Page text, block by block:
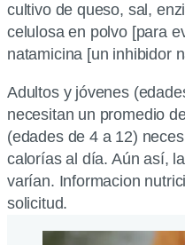
cultivo de queso, sal,
celulosa en polvo [para
natamicina [un inhibidor
Adultos y jóvenes
necesitan un promedio
(edades de 4 a 12)
calorías al día. Aún así,
varían. Informacion
solicitud.